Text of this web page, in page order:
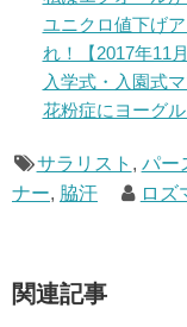
ユニクロ値下げ
れ！【2017年11月
入学式・入園式
花粉症にヨーグ
サラリスト , パー
ナー, 脇汗 ロズ
関連記事